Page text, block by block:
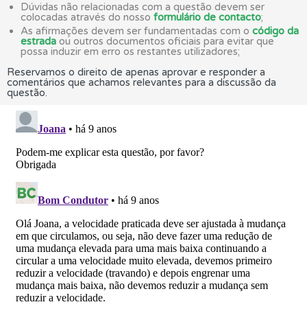
Dúvidas não relacionadas com a questão devem ser
colocadas através do nosso formulário de contacto;
As afirmações devem ser fundamentadas com o código da
estrada ou outros documentos oficiais para evitar que
possa induzir em erro os restantes utilizadores;
Reservamos o direito de apenas aprovar e responder a
comentários que achamos relevantes para a discussão da
questão.